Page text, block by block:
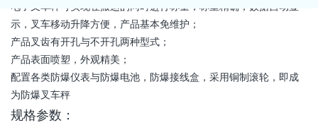
电子叉车秤可实现在搬运的同时进行称量，称重精确，数据自动显
示，叉车移动升降方便，产品基本免维护；
产品叉齿有开孔与不开孔两种型式；
产品表面喷塑，外观精美；
配置各类防爆仪表与防爆电池，防爆接线盒，采用铜制滚轮，即成
为防爆叉车秤
规格参数：